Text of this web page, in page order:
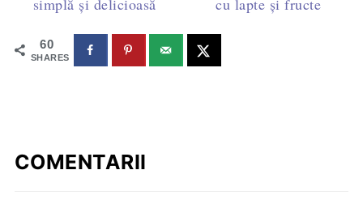
60
SHARES
COMENTARII